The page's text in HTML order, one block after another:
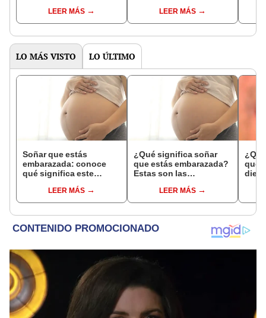
montos de Ifarhu
LEER MÁS
estudiantes en Panamá
LEER MÁS
LO MÁS VISTO LO ÚLTIMO
Soñar que estás
embarazada: conoce
qué significa este
LEER MÁS
¿Qué significa soñar
que estás embarazada?
Estas son las
comunesLEER MÁS
que